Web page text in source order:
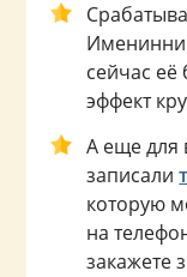
сейчас
эффект
А еще для
записали
которую
на
закажете